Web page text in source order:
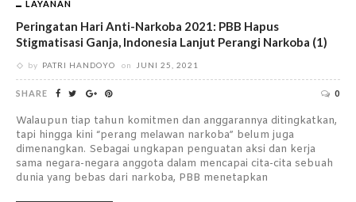
LAYANAN
Peringatan Hari Anti-Narkoba 2021: PBB Hapus
Stigmatisasi Ganja, Indonesia Lanjut Perangi Narkoba (1)
by PATRI HANDOYO on JUNI 25, 2021
SHARE 0
Walaupun tiap tahun komitmen dan anggarannya ditingkatkan,
tapi hingga kini “perang melawan narkoba” belum juga
dimenangkan. Sebagai ungkapan penguatan aksi dan kerja
sama negara-negara anggota dalam mencapai cita-cita sebuah
dunia yang bebas dari narkoba, PBB menetapkan